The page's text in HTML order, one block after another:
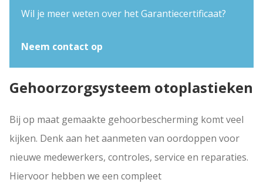
Wil je meer weten over het Garantiecertificaat?
Neem contact op
Gehoorzorgsysteem otoplastieken
Bij op maat gemaakte gehoorbescherming komt veel
kijken. Denk aan het aanmeten van oordoppen voor
nieuwe medewerkers, controles, service en reparaties.
Hiervoor hebben we een compleet